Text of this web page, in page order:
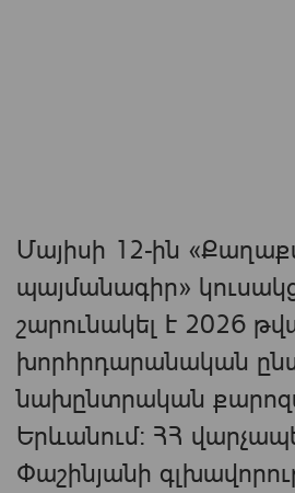
Մայիսի 12-ին
պայմանագիր»
շարունակել է 2026
խորհրդարանական
նախընտրական
Երևանում։ ՀՀ
Փաշինյանի